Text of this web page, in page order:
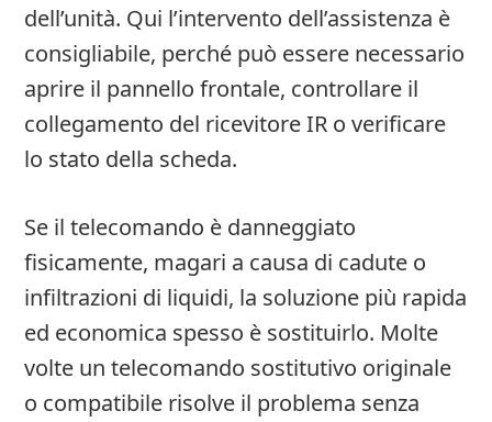
dell’unità. Qui l’intervento dell’assistenza è
consigliabile, perché può essere necessario
aprire il pannello frontale, controllare il
collegamento del ricevitore IR o verificare
lo stato della scheda.
Se il telecomando è danneggiato
fisicamente, magari a causa di cadute o
infiltrazioni di liquidi, la soluzione più rapida
ed economica spesso è sostituirlo. Molte
volte un telecomando sostitutivo originale
o compatibile risolve il problema senza